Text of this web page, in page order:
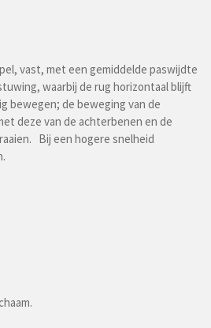
vast, met een gemiddelde paswijdte
waarbij de rug horizontaal blijft
bewegen; de beweging van de
deze van de achterbenen en de
Bij een hogere snelheid